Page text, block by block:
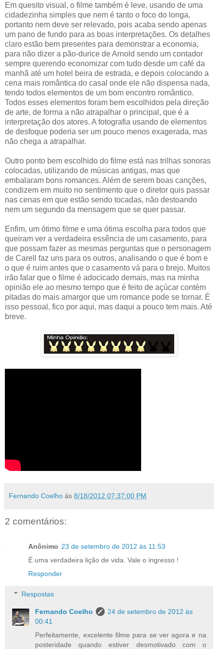
Em quesito visual, o filme também é leve, usando de uma
cidadezinha simples que nem é tanto o foco do longa,
portanto nem deve ser relevado, pois acaba sendo apenas
um pano de fundo para as boas interpretações. Os detalhes
claro estão bem presentes para demonstrar a economia,
para não dizer a pão-durice de Arnold sendo um contador
sempre querendo economizar com tudo desde um café da
manhã até um hotel beira de estrada, e depois colocando a
cena mais romântica do casal onde ele não dispensa nada,
tendo todos elementos de um bom encontro romântico.
Todos esses elementos foram bem escolhidos pela direção
de arte, de forma a não atrapalhar o principal, que é a
interpretação dos atores. A fotografia usando de elementos
de desfoque poderia ser um pouco menos exagerada, mas
não chega a atrapalhar.
Outro ponto bem escolhido do filme está nas trilhas sonoras
colocadas, utilizando de músicas antigas, mas que
embalaram bons romances. Além de serem boas canções,
condizem em muito no sentimento que o diretor quis passar
nas cenas em que estão sendo tocadas, não destoando
nem um segundo da mensagem que se quer passar.
Enfim, um ótimo filme e uma ótima escolha para todos que
queiram ver a verdadeira essência de um casamento, para
que possam fazer as mesmas perguntas que o personagem
de Carell faz uns para os outros, analisando o que é bom e
o que é ruim antes que o casamento vá para o brejo. Muitos
irão falar que o filme é adocicado demais, mas na minha
opinião ele ao mesmo tempo que é feito de açúcar contém
pitadas do mais amargor que um romance pode se tornar. É
isso pessoal, fico por aqui, mas daqui a pouco tem mais. Até
breve.
Fernando Coelho às 8/18/2012 07:37:00 PM
2 comentários:
Anônimo 23 de setembro de 2012 às 11:53
É uma verdadeira lição de vida. Vale o ingresso !
Responder
Respostas
Fernando Coelho
24 de setembro de 2012 às
00:41
Perfeitamente, excelente filme para se ver agora e na
posteridade quando estiver desmotivado com o